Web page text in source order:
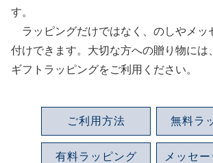
す。
ラッピングだけではなく、のしやメッ
付けできます。大切な方への贈り物には
ギフトラッピングをご利用ください。
ご利用方法 無料ラ
有料ラッピング メッセ